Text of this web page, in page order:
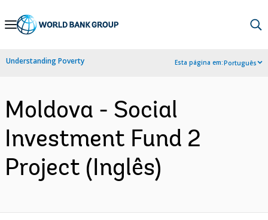
Skip
Navigation
Understanding Poverty Esta página em:Português
Moldova - Social
Investment Fund 2
Project (Inglês)